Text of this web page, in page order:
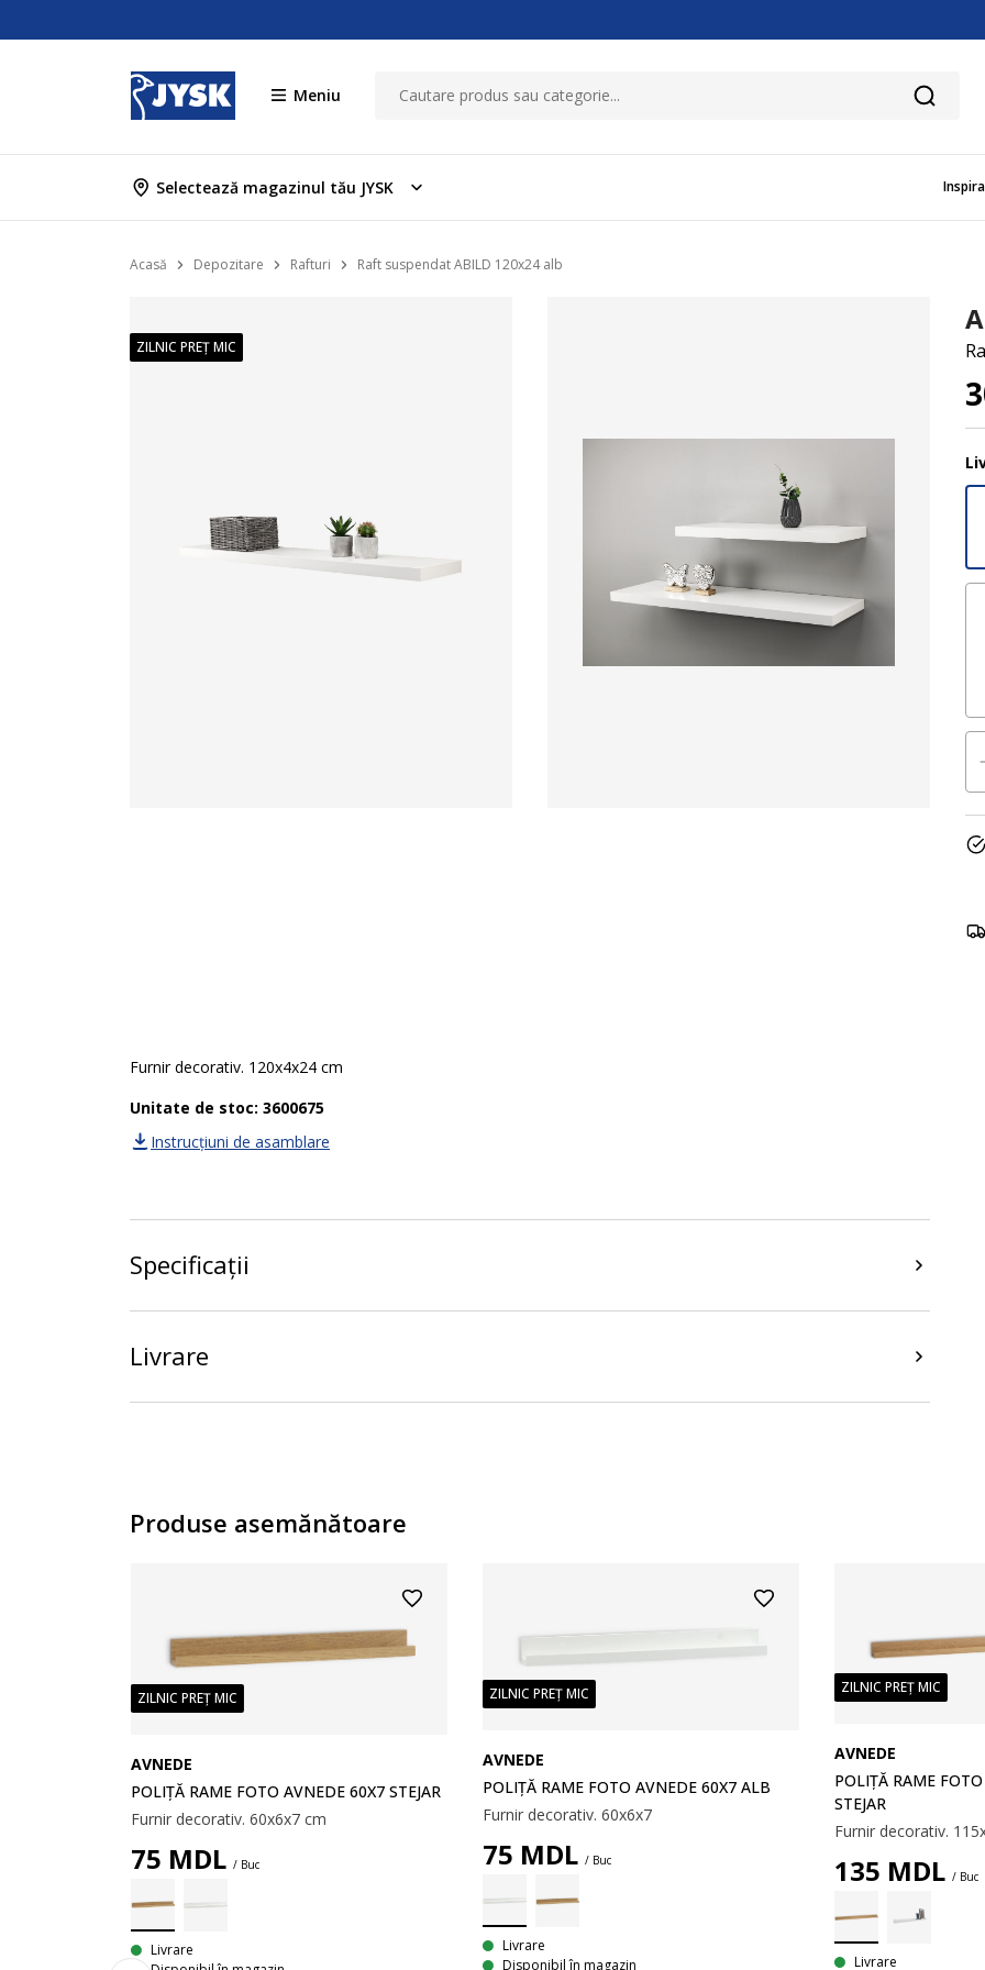
Meniu
Selectează magazinul tău JYSK
Acasă Depozitare Rafturi Raft suspendat ABILD 120x24 alb
ZILNIC PREȚ MIC
Furnir decorativ. 120x4x24 cm
Unitate de stoc: 3600675
Instrucțiuni de asamblare
Specificații
Livrare
Produse asemănătoare
ZILNIC PREȚ MIC
AVNEDE
POLIȚĂ RAME FOTO AVNEDE 60X7 STEJAR
Furnir decorativ. 60x6x7 cm
75 MDL / Buc
Livrare
ZILNIC PREȚ MIC
AVNEDE
POLIȚĂ RAME FOTO AVNEDE 60X7 ALB
Furnir decorativ. 60x6x7
75 MDL / Buc
Livrare
Disponibil în magazin
ZILNIC PREȚ MIC
AVNEDE
POLIȚĂ RAME
STEJAR
Furnir decorativ.
135 MDL / Buc
Livrare